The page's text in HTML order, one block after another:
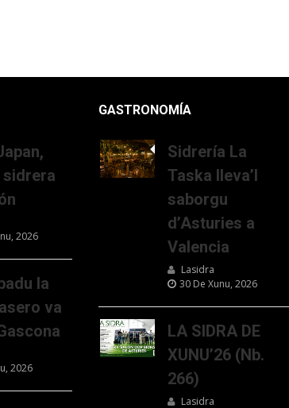
2026
la
va
2026
GASTRONOMÍA
Sidrería La
Taska lleva’l
saborgu
d’Asturies a
Valencia
Lasidra
30 De Xunu, 2026
LA SIDRA DE
XUNU’26 (Nb.
266)
Lasidra